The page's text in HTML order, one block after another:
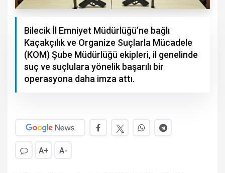
Bilecik İl Emniyet Müdürlüğü’ne bağlı
Kaçakçılık ve Organize Suçlarla Mücadele
(KOM) Şube Müdürlüğü ekipleri, il genelinde
suç ve suçlulara yönelik başarılı bir
operasyona daha imza attı.
A+ A-